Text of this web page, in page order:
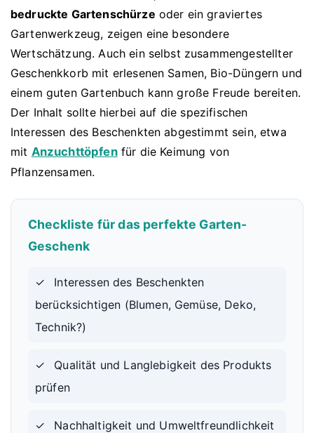
bedruckte Gartenschürze oder ein graviertes
Gartenwerkzeug, zeigen eine besondere
Wertschätzung. Auch ein selbst zusammengestellter
Geschenkkorb mit erlesenen Samen, Bio-Düngern und
einem guten Gartenbuch kann große Freude bereiten.
Der Inhalt sollte hierbei auf die spezifischen
Interessen des Beschenkten abgestimmt sein, etwa
mit Anzuchttöpfenfür die Keimung von
Pflanzensamen.
Checkliste für das perfekte Garten-
Geschenk
✓
Interessen des Beschenkten
berücksichtigen (Blumen, Gemüse, Deko,
Technik?)
✓
Qualität und Langlebigkeit des Produkts
prüfen
✓
Nachhaltigkeit und Umweltfreundlichkeit